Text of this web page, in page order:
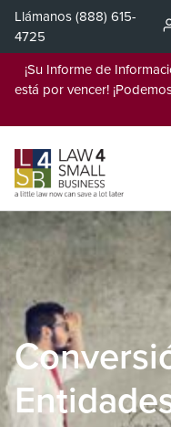
Saltar
contenido
Llámanos(888) 615-
4725
¡Su Informe de
está por vencer!